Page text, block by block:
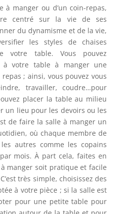
à manger ou d’un coin-repas,
centré sur la vie de ses
du dynamisme et de la vie,
les styles de chaises
votre table. Vous pouvez
à votre table à manger une
; ainsi, vous pouvez vous
travailler, coudre…pour
placer la table au milieu
un lieu pour les devoirs ou les
de faire la salle à manger un
où chaque membre de
autres comme les copains
mois. À part cela, faites en
manger soit pratique et facile
très simple, choisissez des
à votre pièce ; si la salle est
pour une petite table pour